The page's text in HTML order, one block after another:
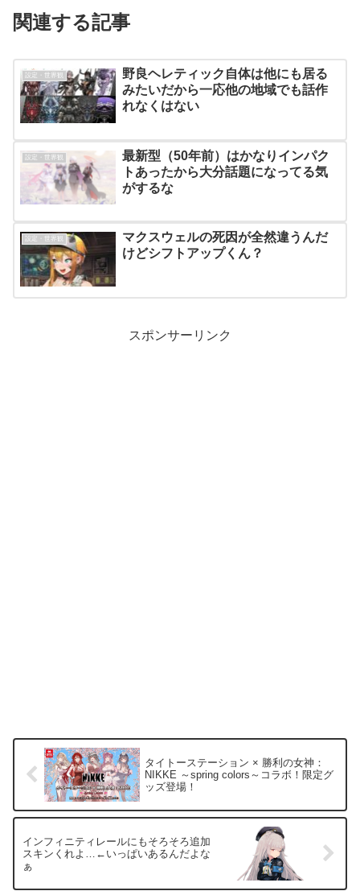
関連する記事
設定・世界観
野良ヘレティック自体は他にも居る
みたいだから一応他の地域でも話作
れなくはない
設定・世界観
最新型（50年前）はかなりインパク
トあったから大分話題になってる気
がするな
設定・世界観
マクスウェルの死因が全然違うんだ
けどシフトアップくん？
スポンサーリンク
タイトーステーション × 勝利の女神：
NIKKE ～spring colors～コラボ！限定グ
ッズ登場！
インフィニティレールにもそろそろ追加
スキンくれよ…←いっぱいあるんだよな
ぁ